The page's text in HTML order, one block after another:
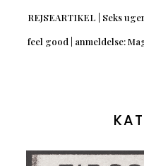
REJSEARTIKEL | Seks
feel good | anmeldelse: